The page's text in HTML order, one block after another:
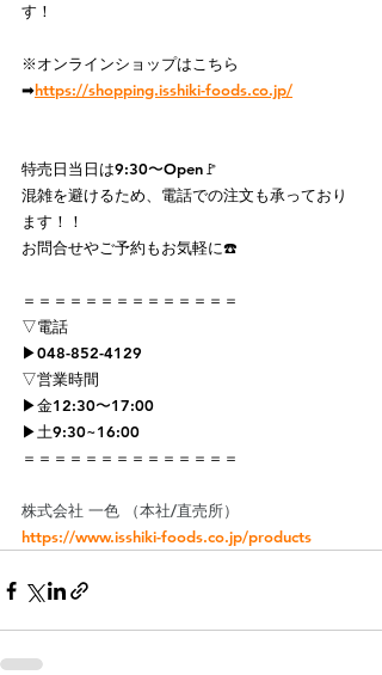
す！
※オンラインショップはこちら
➡https://shopping.isshiki-foods.co.jp/
特売日当日は9:30〜Open🚩
混雑を避けるため、電話での注文も承っており
ます！！
お問合せやご予約もお気軽に☎️
＝＝＝＝＝＝＝＝＝＝＝＝＝＝
▽電話
▶048-852-4129
▽営業時間
▶︎金12:30〜17:00
▶︎土9:30~16:00
＝＝＝＝＝＝＝＝＝＝＝＝＝＝
株式会社 一色 （本社/直売所）
https://www.isshiki-foods.co.jp/products